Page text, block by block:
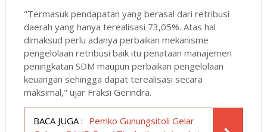
"Termasuk pendapatan yang berasal dari retribusi
daerah yang hanya terealisasi 73,05%. Atas hal
dimaksud perlu adanya perbaikan mekanisme
pengelolaan retribusi baik itu penataan manajemen
peningkatan SDM maupun perbaikan pengelolaan
keuangan sehingga dapat terealisasi secara
maksimal," ujar Fraksi Gerindra.
BACA JUGA : Pemko Gunungsitoli Gelar